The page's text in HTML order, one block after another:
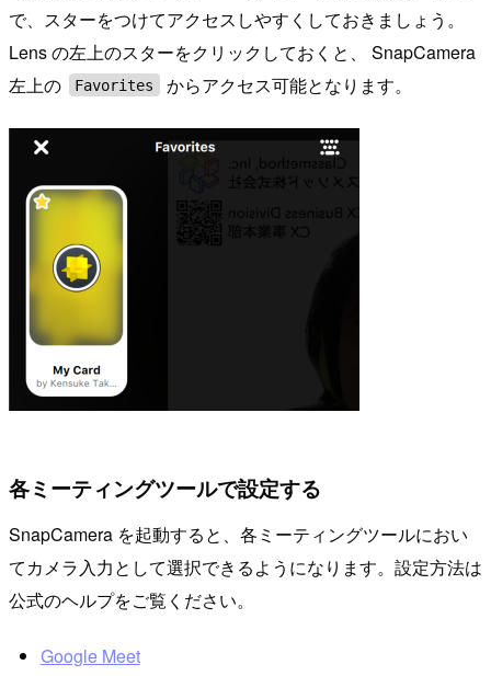
で、スターをつけてアクセスしやすくしておきましょう。
Lens の左上のスターをクリックしておくと、 SnapCamera
左上の
Favorites からアクセス可能となります。
各ミーティングツールで設定する
SnapCamera を起動すると、各ミーティングツールにおい
てカメラ入力として選択できるようになります。設定方法は
公式のヘルプをご覧ください。
Google Meet